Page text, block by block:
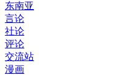
东南亚
言论
社论
评论
交流站
漫画